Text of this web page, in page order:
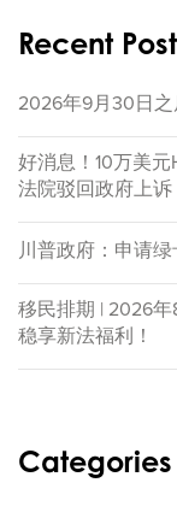
Recent
2026年9月30日之
好消息！10万美
法院驳回政府上诉
川普政府：申请
移民排期 | 2026
稳享新法福利！
Categories